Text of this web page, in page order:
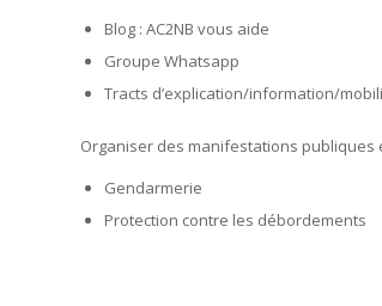
Blog : AC2NB vous aide
Groupe Whatsapp
Tracts d’explication/information/
Organiser des manifestations
Gendarmerie
Protection contre les débordements